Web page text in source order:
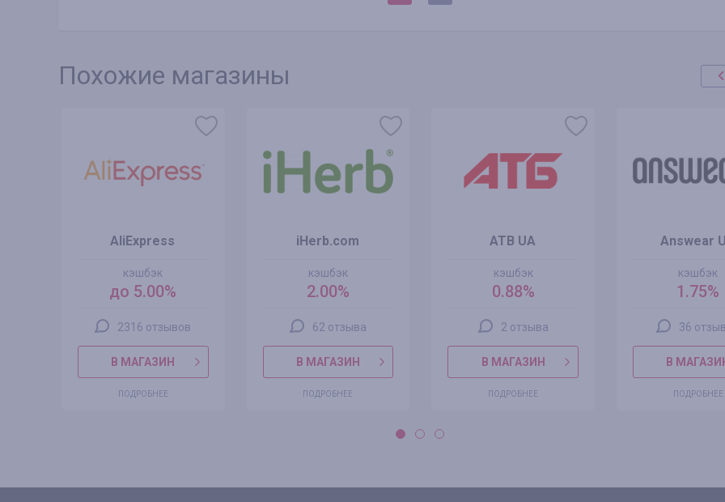
Похожие магазины
AliExpress
кэшбэк
до 5.00%
2316 отзывов
В МАГАЗИН
ПОДРОБНЕЕ
iHerb.com
кэшбэк
2.00%
62 отзыва
В МАГАЗИН
ПОДРОБНЕЕ
ATB UA
кэшбэк
0.88%
2 отзыва
В МАГАЗИН
ПОДРОБНЕЕ
Answear
кэшбэк
1.75%
36
В
ПОДРОБНЕЕ